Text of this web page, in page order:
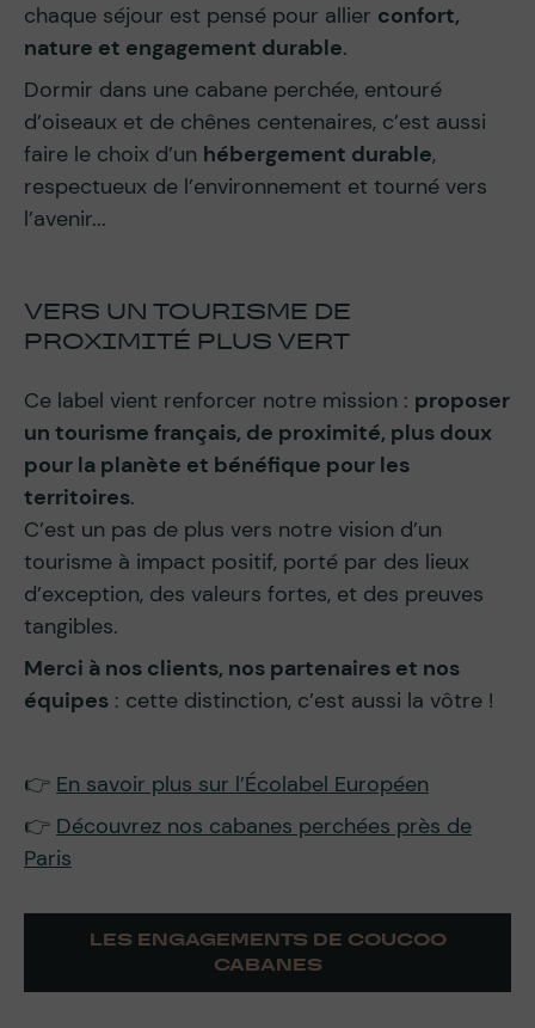
chaque séjour est pensé pour allier confort,
nature et engagement durable.
Dormir dans une cabane perchée, entouré
d’oiseaux et de chênes centenaires, c’est aussi
faire le choix d’un hébergement durable,
respectueux de l’environnement et tourné vers
l’avenir...
VERS UN TOURISME DE
PROXIMITÉ PLUS VERT
Ce label vient renforcer notre mission : proposer
un tourisme français, de proximité, plus doux
pour la planète et bénéfique pour les
territoires.
C’est un pas de plus vers notre vision d’un
tourisme à impact positif, porté par des lieux
d’exception, des valeurs fortes, et des preuves
tangibles.
Merci à nos clients, nos partenaires et nos
équipes : cette distinction, c’est aussi la vôtre !
👉 En savoir plus sur l’Écolabel Européen
👉 Découvrez nos cabanes perchées près de
Paris
LES ENGAGEMENTS DE COUCOO
CABANES